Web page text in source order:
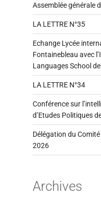
Assemblée générale
LA LETTRE N°35
Echange Lycée
Fontainebleau avec
Languages School
LA LETTRE N°34
Conférence sur
d’Etudes Politiques
Délégation du
2026
Archives